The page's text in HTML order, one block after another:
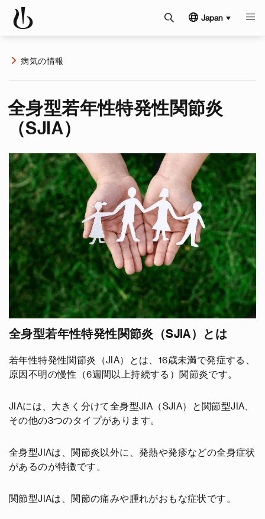
Japan
病気の情報
全身型若年性特発性関節炎
（SJIA）
全身型若年性特発性関節炎（SJIA）とは
若年性特発性関節炎（JIA）とは、16歳未満で発症する、
原因不明の慢性（6週間以上持続する）関節炎です。
JIAには、大きく分けて全身型JIA（SJIA）と関節型JIA、
その他の3つのタイプがあります。
全身型JIAは、関節炎以外に、発熱や発疹などの全身症状
があるのが特徴です。
関節型JIAは、関節の痛みや腫れがおもな症状です。